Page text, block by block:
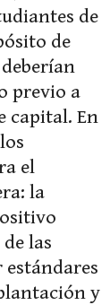
de
de
previo a
capital. En
el
la
las
estándares
y